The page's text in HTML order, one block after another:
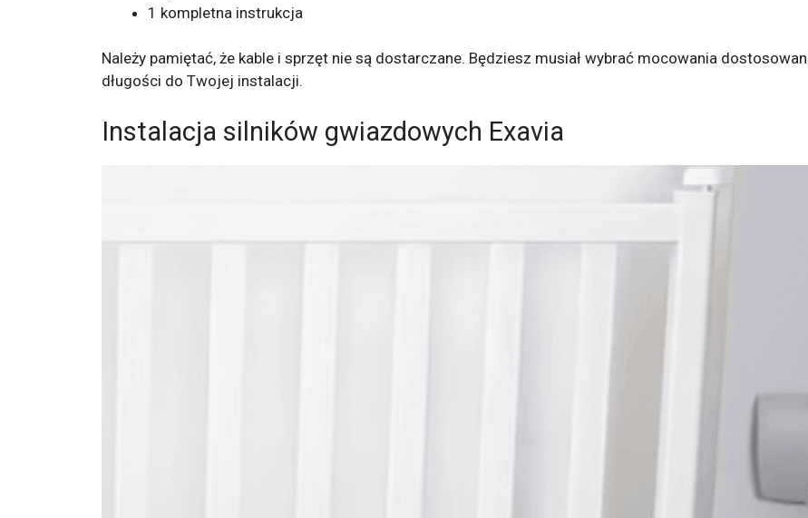
1 kompletna instrukcja
Należy pamiętać, że kable i sprzęt nie są dostarczane. Będziesz musiał wybrać mocowania
długości do Twojej instalacji.
Instalacja silników gwiazdowych Exavia